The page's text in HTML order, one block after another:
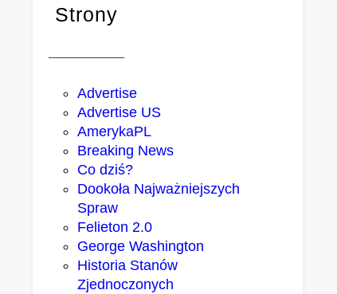
Strony
Advertise
Advertise US
AmerykaPL
Breaking News
Co dziś?
Dookoła Najważniejszych
Spraw
Felieton 2.0
George Washington
Historia Stanów
Zjednoczonych